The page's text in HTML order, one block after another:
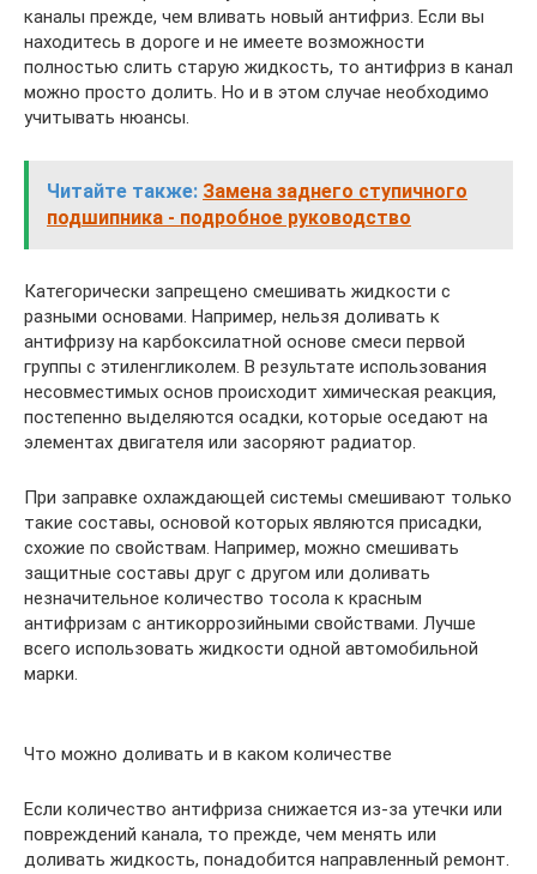
каналы прежде, чем вливать новый антифриз. Если вы
находитесь в дороге и не имеете возможности
полностью слить старую жидкость, то антифриз в канал
можно просто долить. Но и в этом случае необходимо
учитывать нюансы.
Читайте также: Замена заднего ступичного
подшипника - подробное руководство
Категорически запрещено смешивать жидкости с
разными основами. Например, нельзя доливать к
антифризу на карбоксилатной основе смеси первой
группы с этиленгликолем. В результате использования
несовместимых основ происходит химическая реакция,
постепенно выделяются осадки, которые оседают на
элементах двигателя или засоряют радиатор.
При заправке охлаждающей системы смешивают только
такие составы, основой которых являются присадки,
схожие по свойствам. Например, можно смешивать
защитные составы друг с другом или доливать
незначительное количество тосола к красным
антифризам с антикоррозийными свойствами. Лучше
всего использовать жидкости одной автомобильной
марки.
Что можно доливать и в каком количестве
Если количество антифриза снижается из-за утечки или
повреждений канала, то прежде, чем менять или
доливать жидкость, понадобится направленный ремонт.